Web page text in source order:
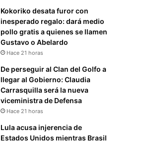
Kokoriko desata furor con
inesperado regalo: dará medio
pollo gratis a quienes se llamen
Gustavo o Abelardo
Hace 21 horas
De perseguir al Clan del Golfo a
llegar al Gobierno: Claudia
Carrasquilla será la nueva
viceministra de Defensa
Hace 21 horas
Lula acusa injerencia de
Estados Unidos mientras Brasil